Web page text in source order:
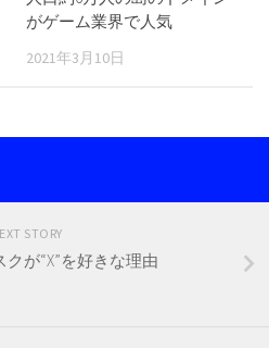
がゲーム業界で人気
2021年3月10日
STORY
が“X”を好きな理由